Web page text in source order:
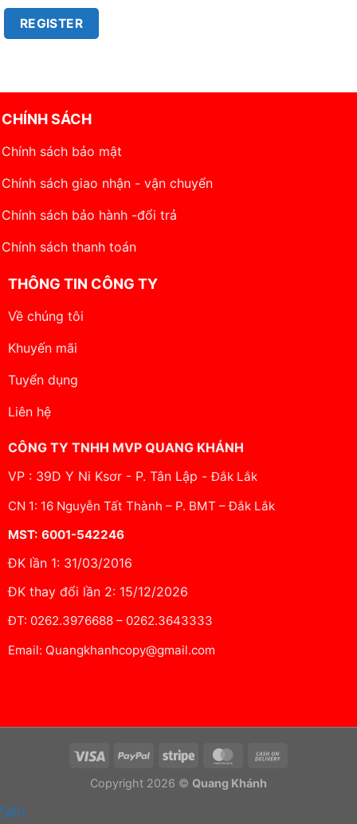
REGISTER
CHÍNH SÁCH
Chính sách bảo mật
Chính sách giao nhận - vận chuyển
Chính sách bảo hành -đổi trả
Chính sách thanh toán
THÔNG TIN CÔNG TY
Về chúng tôi
Khuyến mãi
Tuyển dụng
Liên hệ
CÔNG TY TNHH MVP QUANG KHÁNH
VP : 39D Y Ni Ksơr - P. Tân Lập -Đắk Lắk
CN 1: 16 Nguyễn Tất Thành – P. BMT – Đắk Lắk
MST: 6001-542246
ĐK lần 1: 31/03/2016
ĐK thay đổi lần 2: 15/12/2026
ĐT: 0262.3976688 – 0262.3643333
Email: Quangkhanhcopy@gmail.com
Visa PayPal Stripe MasterCard
Copyright 2026 © Quang Khánh